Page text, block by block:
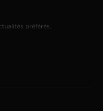
préférés.